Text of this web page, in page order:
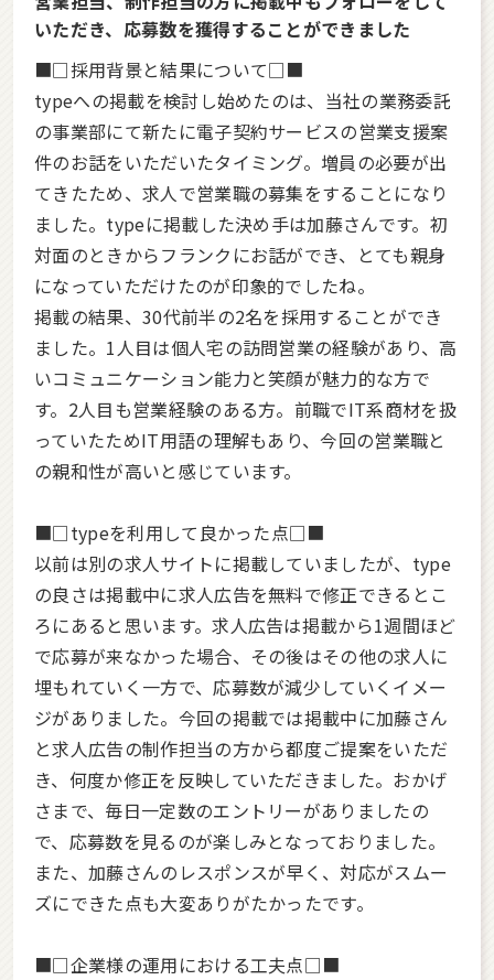
いただき、応募数を獲得することができました
■□採用背景と結果について□■
typeへの掲載を検討し始めたのは、当社の業務委託
の事業部にて新たに電子契約サービスの営業支援案
件のお話をいただいたタイミング。増員の必要が出
てきたため、求人で営業職の募集をすることになり
ました。typeに掲載した決め手は加藤さんです。初
対面のときからフランクにお話ができ、とても親身
になっていただけたのが印象的でしたね。
掲載の結果、30代前半の2名を採用することができ
ました。1人目は個人宅の訪問営業の経験があり、高
いコミュニケーション能力と笑顔が魅力的な方で
す。2人目も営業経験のある方。前職でIT系商材を扱
っていたためIT用語の理解もあり、今回の営業職と
の親和性が高いと感じています。
■□typeを利用して良かった点□■
以前は別の求人サイトに掲載していましたが、type
の良さは掲載中に求人広告を無料で修正できるとこ
ろにあると思います。求人広告は掲載から1週間ほど
で応募が来なかった場合、その後はその他の求人に
埋もれていく一方で、応募数が減少していくイメー
ジがありました。今回の掲載では掲載中に加藤さん
と求人広告の制作担当の方から都度ご提案をいただ
き、何度か修正を反映していただきました。おかげ
さまで、毎日一定数のエントリーがありましたの
で、応募数を見るのが楽しみとなっておりました。
また、加藤さんのレスポンスが早く、対応がスムー
ズにできた点も大変ありがたかったです。
■□企業様の運用における工夫点□■